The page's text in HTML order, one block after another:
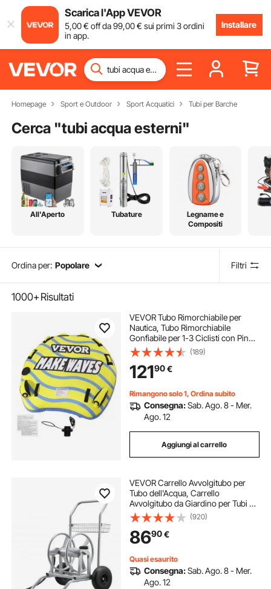
Scarica l'App VEVOR
5,00€ off da99,00€ sui primi 3 ordini
in app.
Installare
Homepage Sport e Outdoor Sport Acquatici Tubi per Barche
Cerca "tubi acqua esterni"
All'Aperto Tubature
Legname e
Compositi
Ordina per: Popolare Filtri
1000+Risultati
VEVOR Tubo Rimorchiabile per
Nautica, Tubo Rimorchiabile
Gonfiabile per 1-3 Ciclisti con Pinne
Paraurti, Tubi Trainabili per Sport
Acquatici da 510 libbre per Barche
da Tirare, Copertura Completa in
Nylon, Maniglie in EVA e Valvola di
Sicurezza della Velocità
(189)
12190€
Rimangono solo 1, Ordina subito
Consegna:Sab. Ago. 8 - Mer.
Ago. 12
Aggiungi al carrello
VEVOR Carrello Avvolgitubo per
Tubo dell'Acqua, Carrello
Avvolgitubo da Giardino per Tubi ad
Alta Pressione Capacità max. 6096
cm/9144 cm,Bobina per Stoccaggio
Tubi per Irrigazione, Senza Tubo
(920)
8690€
Quasi esaurito
Consegna:Sab. Ago. 8 - Mer.
Ago. 12